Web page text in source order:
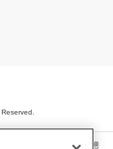
画・音声等を、手段や形態